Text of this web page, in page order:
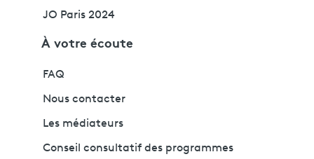
JO Paris 2024
À votre écoute
FAQ
Nous contacter
Les médiateurs
Conseil consultatif des programmes